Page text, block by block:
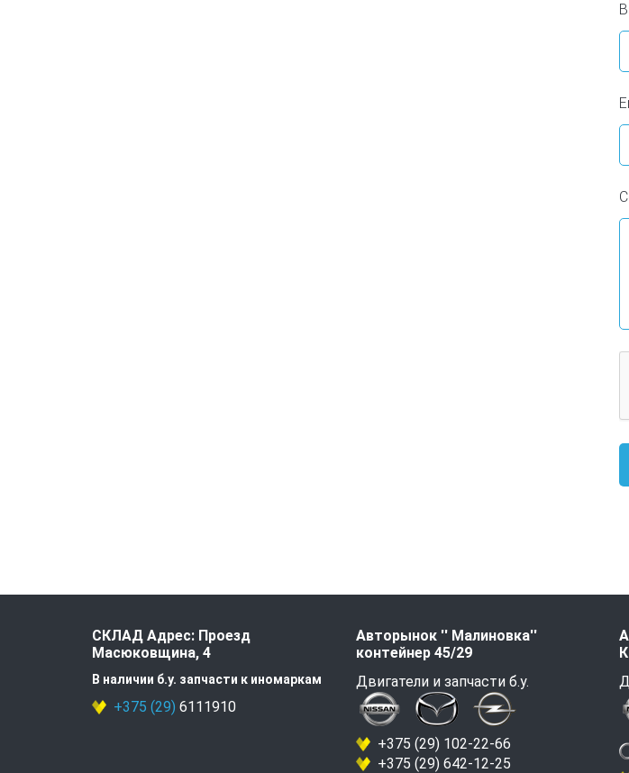
СКЛАД Адрес: Проезд
Масюковщина, 4
В наличии б.у. запчасти к иномаркам
+375 (29) 6111910
Авторынок '' Малиновка''
контейнер 45/29
Двигатели и запчасти б.у.
+375 (29) 102-22-66
+375 (29) 642-12-25